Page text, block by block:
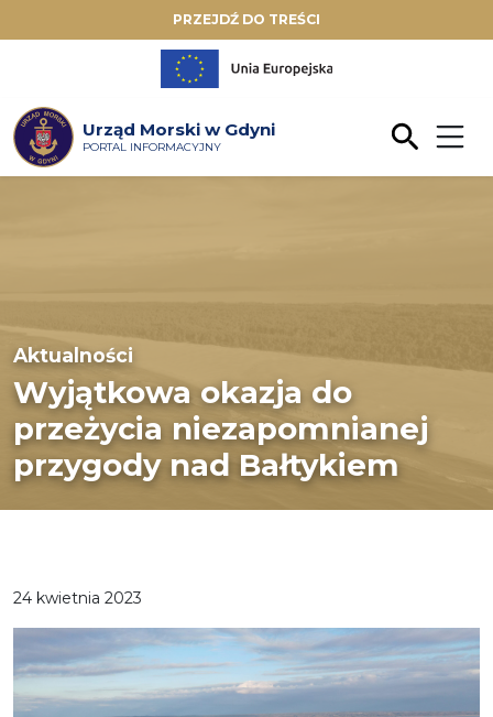
PRZEJDŹ DO TREŚCI
Urząd Morski w Gdyni
PORTAL INFORMACYJNY
Aktualności
Wyjątkowa okazja do
przeżycia niezapomnianej
przygody nad Bałtykiem
24 kwietnia 2023